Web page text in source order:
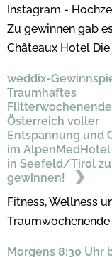
Instagram -
Zu gewinnen gab
Châteaux Hotel Die
weddix-
Traumhaftes
Österreich voller
Entspannung und
im AlpenMedHotel
in Seefeld/Tirol zu
gewinnen!
Fitness, Wellness
Traumwochenende
Morgens 8:30 Uhr